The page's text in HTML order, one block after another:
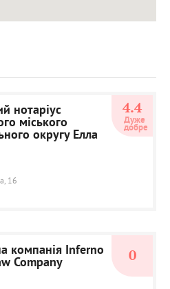
нотаріус
міського
округу Елла
16
4.4
Дуже
добре
компанія Inferno
Company 0